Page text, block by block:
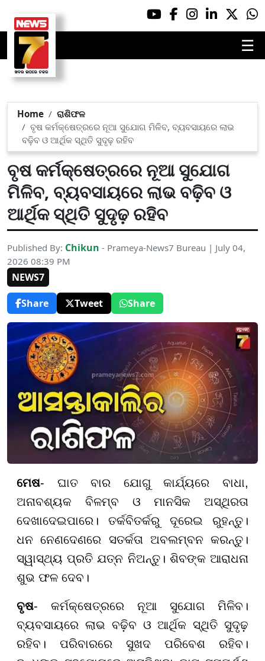
☰
Home
ରାଶିଫଳ
ବୃଷ କର୍ମକ୍ଷେତ୍ରରେ ନୂଆ ସୁଯୋଗ ମିଳିବ, ବ୍ୟବସାୟରେ ଲାଭ
ବଢ଼ିବ ଓ ଆର୍ଥିକ ସ୍ଥିତି ସୁଦୃଢ଼ ରହିବ
ବୃଷ କର୍ମକ୍ଷେତ୍ରରେ ନୂଆ ସୁଯୋଗ
ମିଳିବ, ବ୍ୟବସାୟରେ ଲାଭ ବଢ଼ିବ ଓ
ଆର୍ଥିକ ସ୍ଥିତି ସୁଦୃଢ଼ ରହିବ
Published By: Chikun - Prameya-News7 Bureau | July 04,
2026 08:39 PM
NEWS7
Share
Tweet Share
ମେଷ- ଘାତ ବାର ଯୋଗୁ କାର୍ଯ୍ୟରେ ବାଧା,
ଅନାବଶ୍ୟକ ବିଳମ୍ବ ଓ ମାନସିକ ଅସ୍ଥିରତା
ଦେଖାଦେଇପାରେ। ତର୍କବିତର୍କରୁ ଦୂରେଇ ରୁହନ୍ତୁ।
ଧନ ନେଣଦେଣରେ ସତର୍କତା ଅବଲମ୍ବନ କରନ୍ତୁ।
ସ୍ୱାସ୍ଥ୍ୟ ପ୍ରତି ଯତ୍ନ ନିଅନ୍ତୁ। ଶିବଙ୍କ ଆରାଧନା
ଶୁଭ ଫଳ ଦେବ।
ବୃଷ- କର୍ମକ୍ଷେତ୍ରରେ ନୂଆ ସୁଯୋଗ ମିଳିବ।
ବ୍ୟବସାୟରେ ଲାଭ ବଢ଼ିବ ଓ ଆର୍ଥିକ ସ୍ଥିତି ସୁଦୃଢ଼
ରହିବ। ପରିବାରରେ ସୁଖଦ ପରିବେଶ ରହିବ।